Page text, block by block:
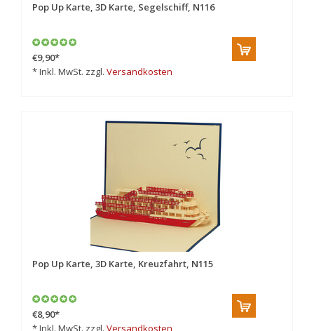
Pop Up Karte, 3D Karte, Segelschiff, N116
€9,90*
* Inkl. MwSt. zzgl. Versandkosten
Pop Up Karte, 3D Karte, Kreuzfahrt, N115
€8,90*